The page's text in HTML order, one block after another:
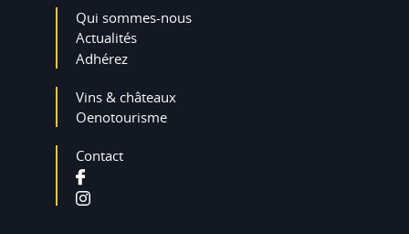
Qui sommes-nous
Actualités
Adhérez
Vins & châteaux
Oenotourisme
Contact